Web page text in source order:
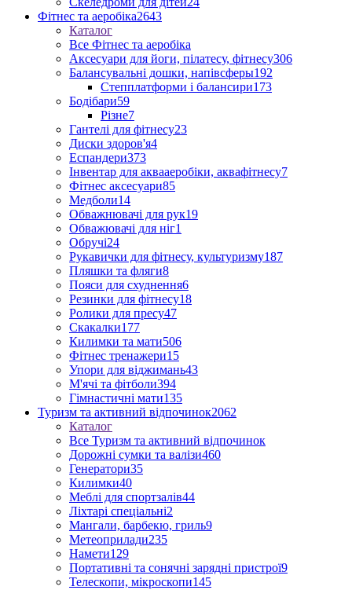
Фітнес та аеробіка2643
Каталог
Все Фітнес та аеробіка
Аксесуари для йоги, пілатесу, фітнесу306
Балансувальні дошки, напівсферы192
Степплатформи і балансири173
Бодібари59
Різне7
Гантелі для фітнесу23
Диски здоров'я4
Еспандери373
Інвентар для аквааеробіки, аквафітнесу7
Фітнес аксесуари85
Медболи14
Обважнювачі для рук19
Обважювачі для ніг1
Обручі24
Рукавички для фітнесу, культуризму187
Пляшки та фляги8
Пояси для схуднення6
Резинки для фітнесу18
Ролики для пресу47
Скакалки177
Килимки та мати506
Фітнес тренажери15
Упори для віджимань43
М'ячі та фітболи394
Гімнастичні мати135
Туризм та активний відпочинок2062
Каталог
Все Туризм та активний відпочинок
Дорожні сумки та валізи460
Генератори35
Килимки40
Меблі для спортзалів44
Ліхтарі спеціальні2
Мангали, барбекю, гриль9
Метеоприлади235
Намети129
Портативні та сонячні зарядні пристрої9
Телескопи, мікроскопи145